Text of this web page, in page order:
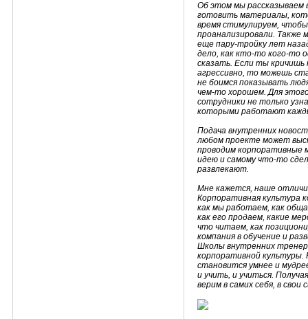
Об этом мы рассказываем
готовить материалы,
время стимулируем,
проанализировали.
еще пару-тройку лет
дело, как кто-то кого-то
сказать. Если ты кричишь
агрессивно, то можешь
не боимся показывать
чем-то хорошем. Для
сотрудники не только
которыми работают
Подача внутренних
любом проекте может
проводим корпоративные
идею и самому что-то
развлекают.
Мне кажется, наше
Корпоративная культура
как мы работаем, как
как его продаем, какие
что читаем, как
компания в обучение и
Школы внутренних
корпоративной культуры.
становится умнее и
и учить, и учиться.
верим в самих себя, в свои